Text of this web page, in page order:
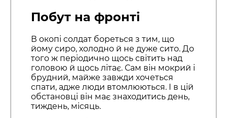
Побут на фронті
В окопі солдат бореться з тим, що
йому сиро, холодно й не дуже сито. До
того ж періодично щось світить над
головою й щось літає. Сам він мокрий і
брудний, майже завжди хочеться
спати, адже люди втомлюються. І в цій
обстановці він має знаходитись день,
тиждень, місяць.